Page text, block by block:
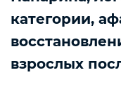
категории,
взрослых